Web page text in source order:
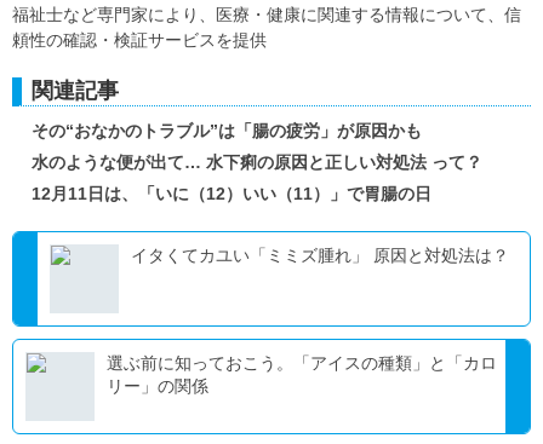
福祉士など専門家により、医療・健康に関連する情報について、信
頼性の確認・検証サービスを提供
関連記事
その“おなかのトラブル”は「腸の疲労」が原因かも
水のような便が出て… 水下痢の原因と正しい対処法 って？
12月11日は、「いに（12）いい（11）」で胃腸の日
イタくてカユい「ミミズ腫れ」 原因と対処法は？
選ぶ前に知っておこう。「アイスの種類」と「カロ
リー」の関係